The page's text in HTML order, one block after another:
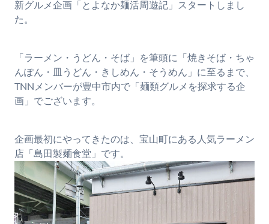
新グルメ企画「とよなか麺活周遊記」スタートしまし
た。
「ラーメン・うどん・そば」を筆頭に「焼きそば・ちゃ
んぽん・皿うどん・きしめん・そうめん」に至るまで、
TNNメンバーが豊中市内で「麺類グルメを探求する企
画」でございます。
企画最初にやってきたのは、宝山町にある人気ラーメン
店「島田製麺食堂」です。